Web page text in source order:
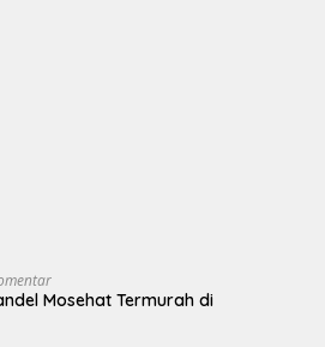
Mosehat Termurah di